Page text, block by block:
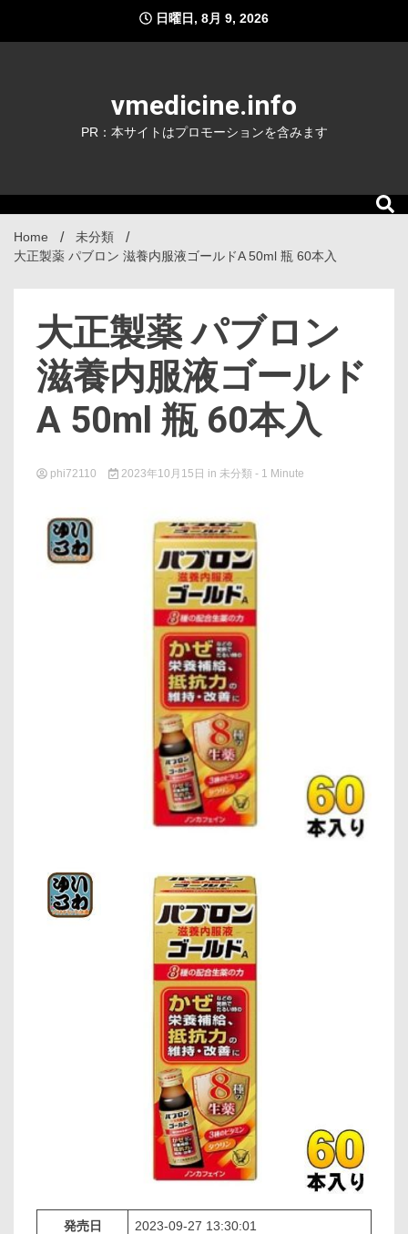
content
日曜日, 8月 9, 2026
vmedicine.info
PR：本サイトはプロモーションを含みます
Home
未分類
大正製薬 パブロン 滋養内服液ゴールドA 50ml 瓶 60本入
大正製薬 パブロン
滋養内服液ゴールド
A 50ml 瓶 60本入
phi72110 2023年10月15日 in 未分類 - 1 Minute
発売日 2023-09-27 13:30:01